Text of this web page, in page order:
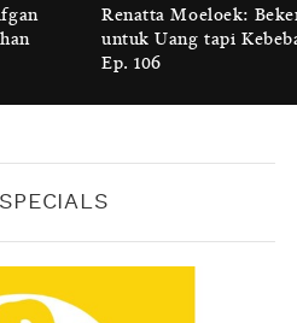
Daun Terakhir: Kala
Alam' yang Tak Lagi Bisa
CXO MEDIA
Renatta Moeloek:
untuk Uang tapi
Ep. 106